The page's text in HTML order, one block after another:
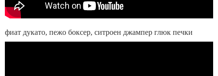
фиат дукато, пежо боксер, ситроен джампер глюк печки